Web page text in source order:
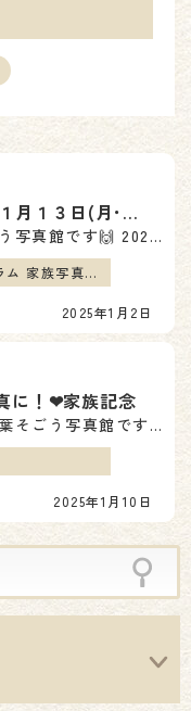
【2025年成人の日】１月１３日(月･祝)は『早朝撮影7:30~9:45』からご予約受付中♪
こんにちは！千葉そごう写真館です🙌 2025年1月13日（月･祝）の成人の日、撮影のみのプランについ…
真 成人振袖 男性成人
2025年1月2日
に！❤家族記念
皆様、こんにちは！千葉そごう写真館です🍀 2025年が始まってもう10日が経ちました！！ 早い！！😮…
2025年1月10日